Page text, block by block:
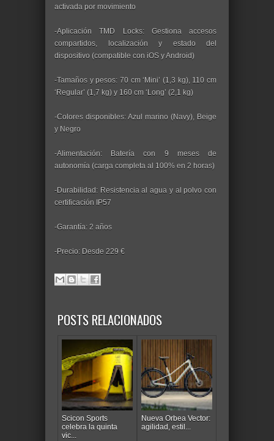
activada por movimiento
-Aplicación TMD Locks: Gestiona accesos
compartidos, localización y estado del
dispositivo (compatible con iOS y Android)
-Tamaños y pesos: 70 cm ‘Mini’ (1,3 kg), 110 cm
‘Regular’ (1,7 kg) y 160 cm ‘Long’ (2,1 kg)
-Colores disponibles: Azul marino (Navy), Beige
y Negro
-Alimentación: Batería con 9 meses de
autonomía (carga completa al 100% en 2 horas)
-Durabilidad: Resistencia al agua y al polvo con
certificación IP57
-Garantía: 2 años
-Precio: Desde 229 €
POSTS RELACIONADOS
Scicon Sports
celebra la quinta
vic...
Nueva Orbea Vector:
agilidad, estil...